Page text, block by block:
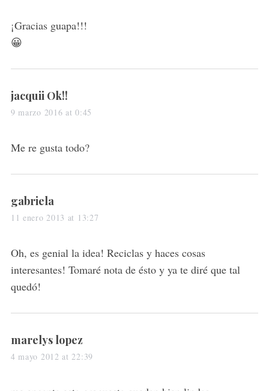
s
:
¡Gracias guapa!!!
😀
s
a
s
jacquii Ok!!
9 marzo 2016 at 0:45
Me re gusta todo?
s
a
s
:
gabriela
11 enero 2013 at 13:27
Oh, es genial la idea! Reciclas y haces cosas
interesantes! Tomaré nota de ésto y ya te diré que tal
quedó!
s
a
marelys lopez
4 mayo 2012 at 22:39